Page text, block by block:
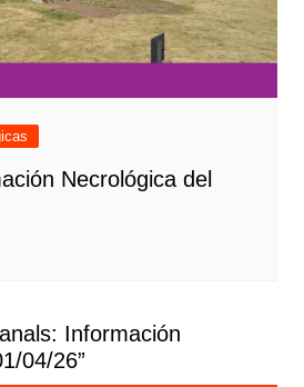
Necrológica del
Información
04/26”